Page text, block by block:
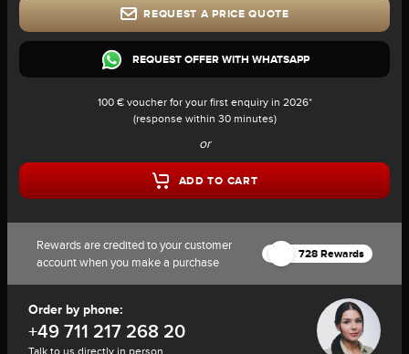
REQUEST A PRICE QUOTE
REQUEST OFFER WITH WHATSAPP
100 € voucher for your first enquiry in 2026*
(response within 30 minutes)
or
ADD TO CART
Rewards are credited to your customer
account when you make a purchase
728 Rewards
Order by phone:
+49 711 217 268 20
Talk to us directly in person